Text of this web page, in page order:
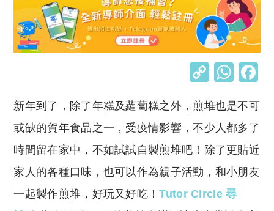
C
p
y
Li
n
k
W
at
s
A
p
新年到了，除了年糕及蘿蔔糕之外，煎堆也是不可
或缺的賀年食品之一，受疫情影響，不少人都多了
時間留在家中，不如試試自製煎堆吧！除了更貼近
家人的各種口味，也可以作為親子活動，和小朋友
一起製作煎堆，好玩又好吃！Tutor Circle 尋